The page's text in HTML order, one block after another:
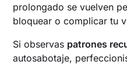
prolongado se vuelven
bloquear o complicar tu
Si observas patrones
autosabotaje,